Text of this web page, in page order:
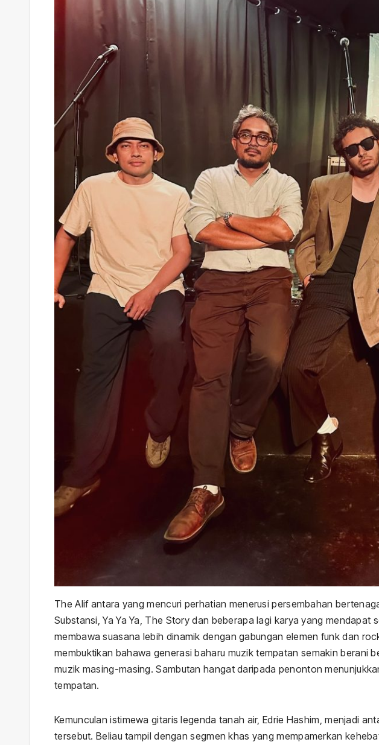
The Alif antara yang mencuri perhatian menerusi persembahan
Substansi, Ya Ya Ya, The Story dan beberapa lagi karya yang mendapat
membawa suasana lebih dinamik dengan gabungan elemen funk dan
membuktikan bahawa generasi baharu muzik tempatan semakin berani
muzik masing-masing. Sambutan hangat daripada penonton
tempatan.
Kemunculan istimewa gitaris legenda tanah air, Edrie Hashim, menjadi
tersebut. Beliau tampil dengan segmen khas yang mempamerkan